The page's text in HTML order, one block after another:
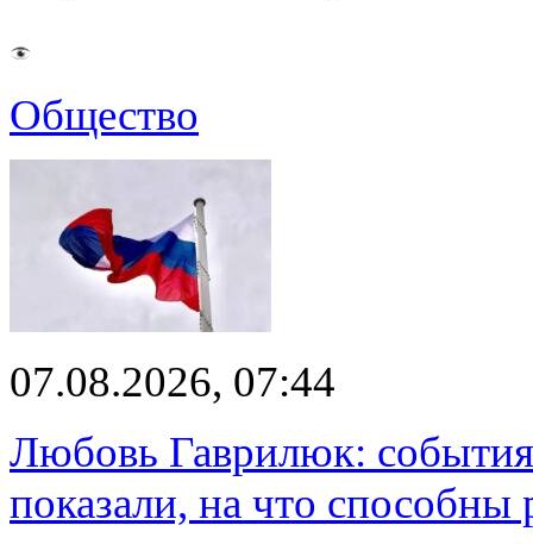
Общество
07.08.2026, 07:44
Любовь Гаврилюк:
показали, на что